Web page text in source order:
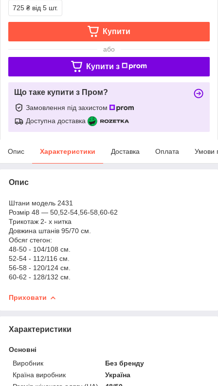
725 ₴ від 5 шт.
Купити
або
Купити з
Що таке купити з Пром?
Замовлення під захистом
Доступна доставка
Опис Характеристики Доставка Оплата Умови
Опис
Штани модель 2431
Розмір 48 — 50,52-54,56-58,60-62
Трикотаж 2- х нитка
Довжина штанів 95/70 см.
Обсяг стегон:
48-50 - 104/108 см.
52-54 - 112/116 см.
56-58 - 120/124 см.
60-62 - 128/132 см.
Приховати
Характеристики
Основні
Виробник
Без бренду
Країна виробник
Україна